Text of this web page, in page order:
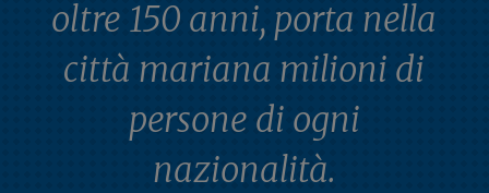
oltre 150 anni, porta nella
città mariana milioni di
persone di ogni
nazionalità.